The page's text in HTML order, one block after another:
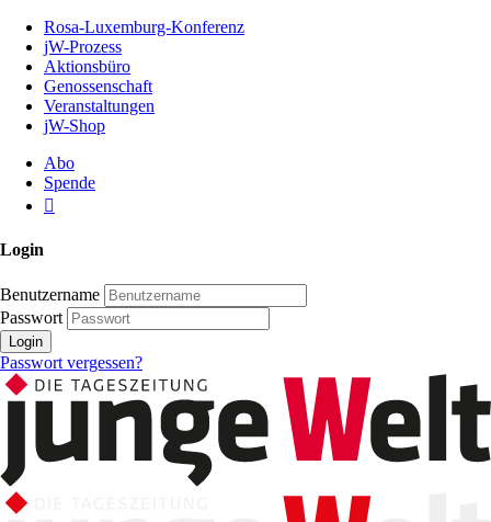
Inhalt
Seite
Rosa-Luxemburg-Konferenz
jW-Prozess
Aktionsbüro
Genossenschaft
Veranstaltungen
jW-Shop
Abo
Spende
Login
Benutzername
Passwort
Login
Passwort vergessen?